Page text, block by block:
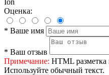
Ion
Оценка:
* Ваше имя
* Ваш отзыв
Примечание: HTML разметка
Используйте обычный текст.